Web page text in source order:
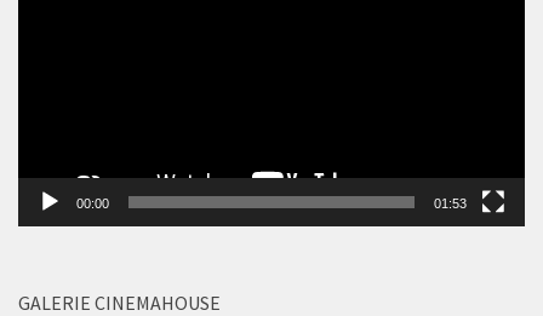
00:00 01:53
GALERIE CINEMAHOUSE